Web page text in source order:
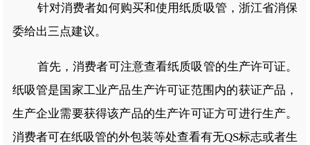
针对消费者如何购买和使用纸质吸管，浙江省消保
委给出三点建议。
首先，消费者可注意查看纸质吸管的生产许可证。
纸吸管是国家工业产品生产许可证范围内的获证产品，
生产企业需要获得该产品的生产许可证方可进行生产。
消费者可在纸吸管的外包装等处查看有无QS标志或者生